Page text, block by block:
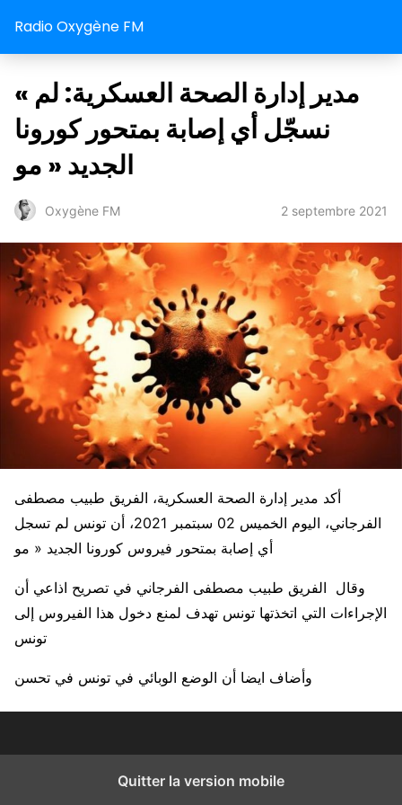
Radio Oxygène FM
« مدير إدارة الصحة العسكرية: لم
نسجّل أي إصابة بمتحور كورونا
الجديد « مو
Oxygène FM 2 septembre 2021
أكد مدير إدارة الصحة العسكرية، الفريق طبيب مصطفى
الفرجاني، اليوم الخميس 02 سبتمبر 2021، أن تونس لم تسجل
أي إصابة بمتحور فيروس كورونا الجديد « مو
وقال الفريق طبيب مصطفى الفرجاني في تصريح اذاعي أن
الإجراءات التي اتخذتها تونس تهدف لمنع دخول هذا الفيروس إلى
تونس
وأضاف ايضا أن الوضع الوبائي في تونس في تحسن
Quitter la version mobile